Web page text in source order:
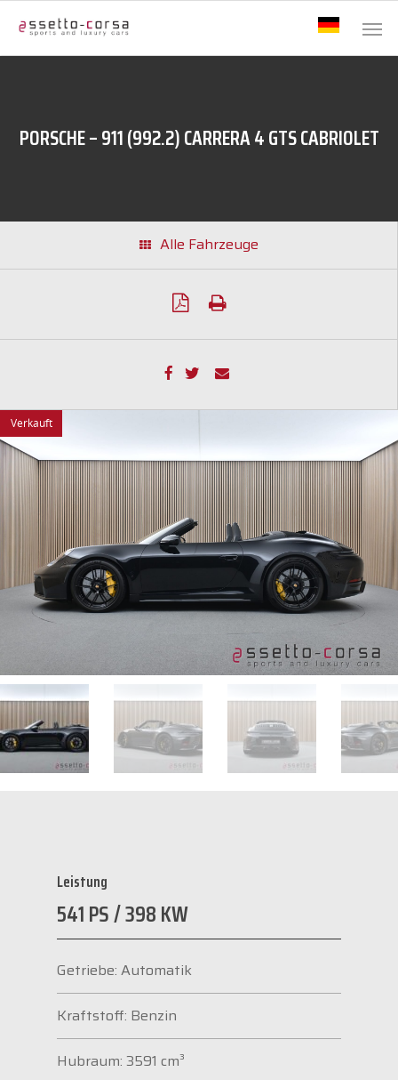
PORSCHE – 911 (992.2) CARRERA 4 GTS CABRIOLET
Alle Fahrzeuge
Verkauft
Leistung
541 PS / 398 KW
Getriebe: Automatik
Kraftstoff: Benzin
Hubraum: 3591 cm³